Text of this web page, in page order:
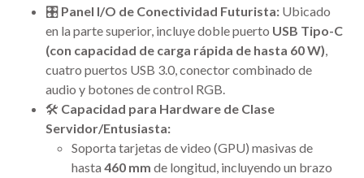
🎛️ Panel I/O de Conectividad Futurista: Ubicado
en la parte superior, incluye doble puerto USB Tipo-C
(con capacidad de carga rápida de hasta 60 W),
cuatro puertos USB 3.0, conector combinado de
audio y botones de control RGB.
🛠️ Capacidad para Hardware de Clase
Servidor/Entusiasta:
Soporta tarjetas de video (GPU) masivas de
hasta 460 mm de longitud, incluyendo un brazo